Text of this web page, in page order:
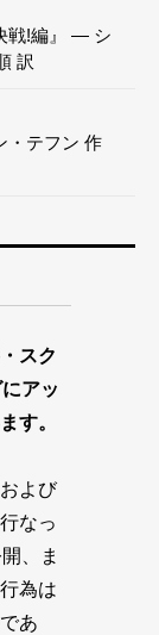
戦!編』 — シ
訳
・テフン 作
スク
アッ
す。
よび
なっ
、ま
為は
あ